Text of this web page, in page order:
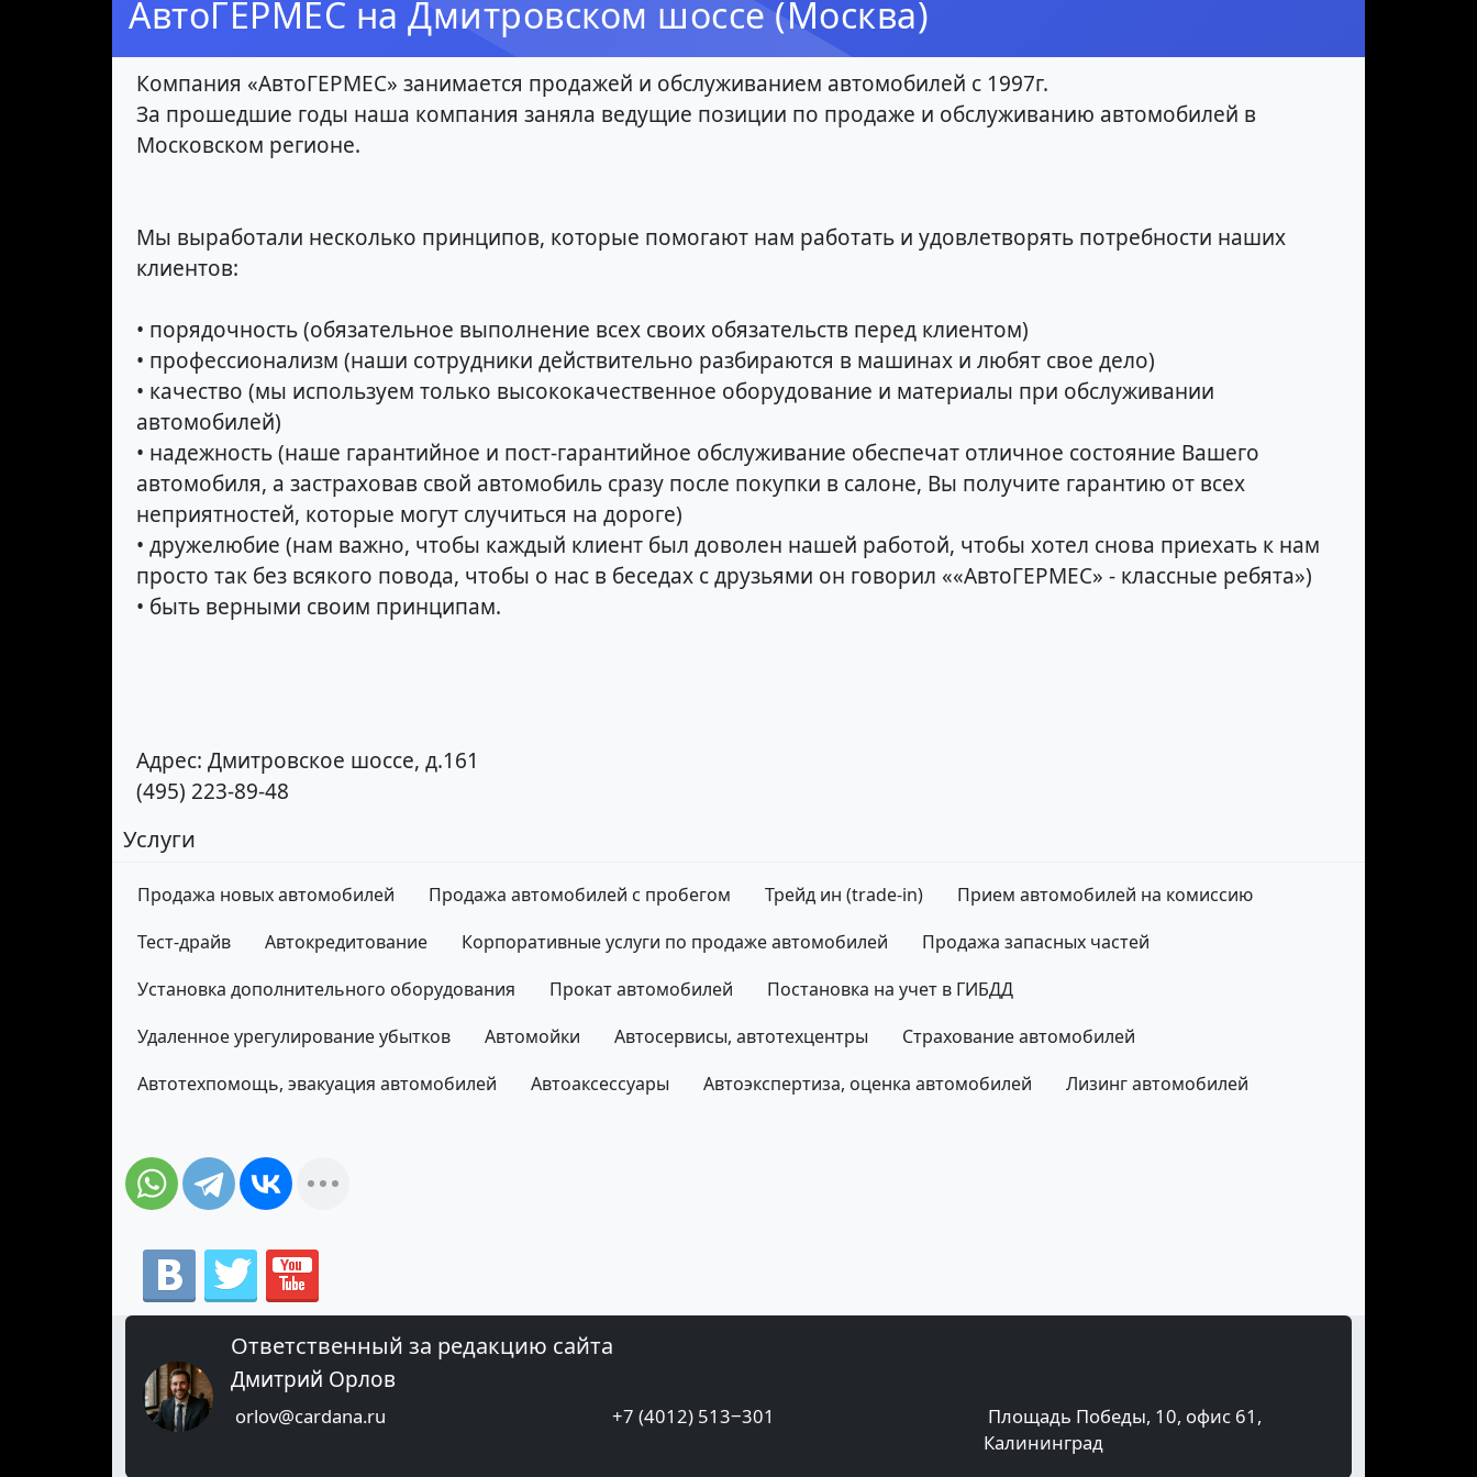
AвтоГЕРМЕС на Дмитровском шоссе (Москва)
Компания «АвтоГЕРМЕС» занимается продажей и обслуживанием автомобилей с 1997г.
За прошедшие годы наша компания заняла ведущие позиции по продаже и обслуживанию автомобилей в
Московском регионе.
Мы выработали несколько принципов, которые помогают нам работать и удовлетворять потребности наших
клиентов:
• порядочность (обязательное выполнение всех своих обязательств перед клиентом)
• профессионализм (наши сотрудники действительно разбираются в машинах и любят свое дело)
• качество (мы используем только высококачественное оборудование и материалы при обслуживании
автомобилей)
• надежность (наше гарантийное и пост-гарантийное обслуживание обеспечат отличное состояние Вашего
автомобиля, а застраховав свой автомобиль сразу после покупки в салоне, Вы получите гарантию от всех
неприятностей, которые могут случиться на дороге)
• дружелюбие (нам важно, чтобы каждый клиент был доволен нашей работой, чтобы хотел снова приехать к нам
просто так без всякого повода, чтобы о нас в беседах с друзьями он говорил ««АвтоГЕРМЕС» - классные ребята»)
• быть верными своим принципам.
Адрес: Дмитровское шоссе, д.161
(495) 223-89-48
Услуги
Продажа новых автомобилей Продажа автомобилей с пробегом Трейд ин (trade-in)
Прием автомобилей на комиссию
Тест-драйв
Автокредитование Корпоративные услуги по продаже автомобилей
Продажа запасных частей
Установка дополнительного оборудования
Прокат автомобилей
Постановка на учет в ГИБДД
Удаленное урегулирование убытков
Автомойки Автосервисы, автотехцентры
Страхование автомобилей
Автотехпомощь, эвакуация автомобилей
Автоаксессуары Автоэкспертиза, оценка автомобилей Лизинг автомобилей
Ответственный за редакцию сайта
Дмитрий Орлов
orlov@cardana.ru +7 (4012) 513‒301
Площадь Победы, 10, офис 61,
Калининград